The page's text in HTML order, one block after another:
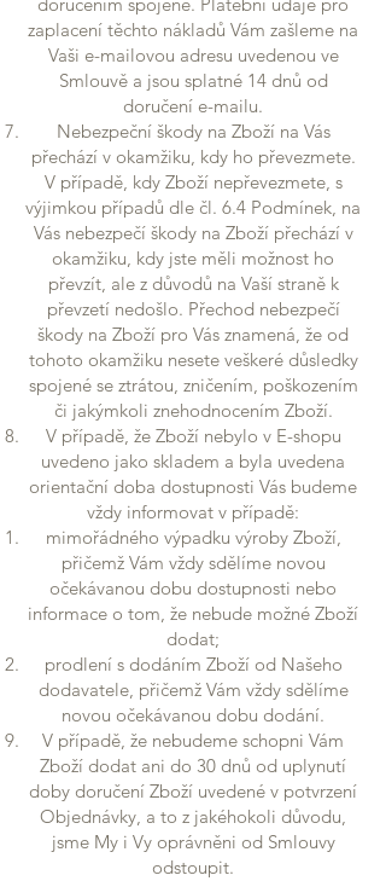
zaplacení těchto nákladů Vám zašleme na
Vaši e-mailovou adresu uvedenou ve
Smlouvě a jsou splatné 14 dnů od
doručení e-mailu.
Nebezpeční škody na Zboží na Vás
přechází v okamžiku, kdy ho převezmete.
V případě, kdy Zboží nepřevezmete, s
výjimkou případů dle čl. 6.4 Podmínek, na
Vás nebezpečí škody na Zboží přechází v
okamžiku, kdy jste měli možnost ho
převzít, ale z důvodů na Vaší straně k
převzetí nedošlo. Přechod nebezpečí
škody na Zboží pro Vás znamená, že od
tohoto okamžiku nesete veškeré důsledky
spojené se ztrátou, zničením, poškozením
či jakýmkoli znehodnocením Zboží.
V případě, že Zboží nebylo v E-shopu
uvedeno jako skladem a byla uvedena
orientační doba dostupnosti Vás budeme
vždy informovat v případě:
mimořádného výpadku výroby Zboží,
přičemž Vám vždy sdělíme novou
očekávanou dobu dostupnosti nebo
informace o tom, že nebude možné Zboží
dodat;
prodlení s dodáním Zboží od Našeho
dodavatele, přičemž Vám vždy sdělíme
novou očekávanou dobu dodání.
V případě, že nebudeme schopni Vám
Zboží dodat ani do 30 dnů od uplynutí
doby doručení Zboží uvedené v potvrzení
Objednávky, a to z jakéhokoli důvodu,
jsme My i Vy oprávněni od Smlouvy
odstoupit.